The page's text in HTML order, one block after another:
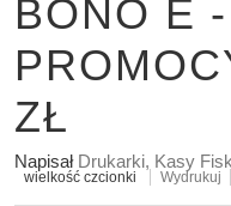
BONO E
ZŁ
Napisał Drukarki, Kasy
wielkość czcionki Wydrukuj